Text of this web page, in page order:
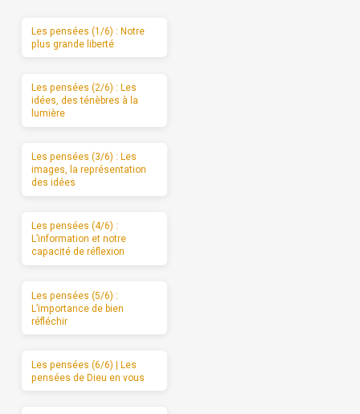
Les pensées (1/6) : Notre
plus grande liberté
Les pensées (2/6) : Les
idées, des ténèbres à la
lumière
Les pensées (3/6) : Les
images, la représentation
des idées
Les pensées (4/6) :
L’information et notre
capacité de réflexion
Les pensées (5/6) :
L’importance de bien
réfléchir
Les pensées (6/6) | Les
pensées de Dieu en vous